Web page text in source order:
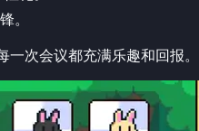
。
次会议都充满乐趣和回报。